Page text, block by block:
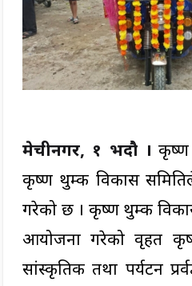
मेचीनगर, १ भदौ । कृष्ण
कृष्ण थुम्की विकास
गरेको छ । कृष्ण थुम्की
आयोजना गरेको वृहत
सांस्कृतिक तथा पर्यटन